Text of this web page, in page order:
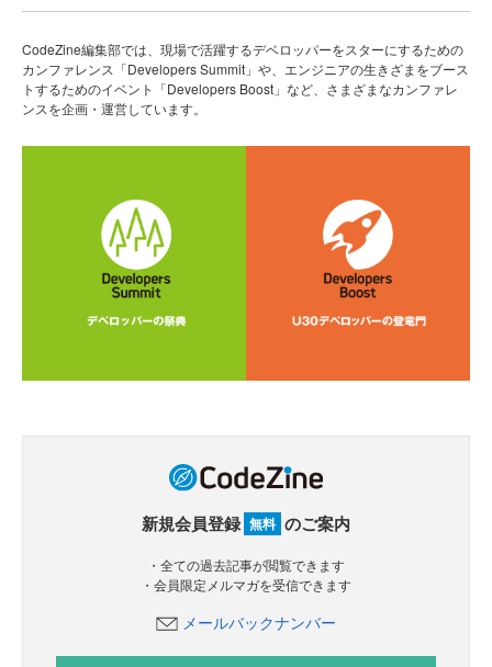
CodeZine編集部では、現場で活躍するデベロッパーをスターにするための
カンファレンス「Developers Summit」や、エンジニアの生きざまをブース
トするためのイベント「Developers Boost」など、さまざまなカンファレ
ンスを企画・運営しています。
新規会員登録 無料 のご案内
・全ての過去記事が閲覧できます
・会員限定メルマガを受信できます
メールバックナンバー